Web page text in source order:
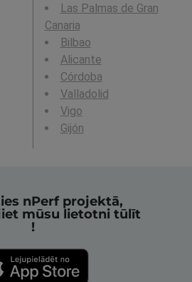
Las Palmas de Gran
Canaria
Bilbao
Alicante
Córdoba
Valladolid
Vigo
Gijón
nPerf projektā,
mūsu lietotni tūlīt
!